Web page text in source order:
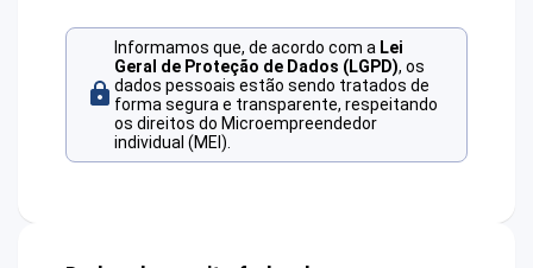
Informamos que, de acordo com a Lei
Geral de Proteção de Dados (LGPD), os
dados pessoais estão sendo tratados de
forma segura e transparente, respeitando
os direitos do Microempreendedor
individual (MEI).